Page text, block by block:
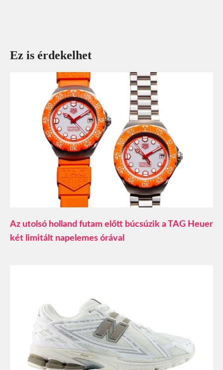
Ez is érdekelhet
Az utolsó holland futam előtt búcsúzik a TAG Heuer
két limitált napelemes órával